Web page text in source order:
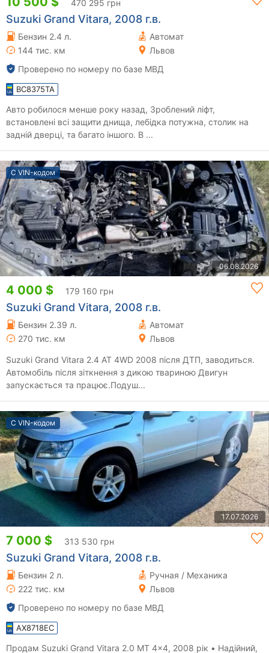
470 295 грн
Suzuki Grand Vitara, 2008 г.в.
Бензин 2.4 л.
Автомат
144 тис. км
Львов
Проверено по номеру по базе МВД
BC8375TA
Авто робилося менше року назад, Зроблений ліфт,
встановлені всі защити днища, лебідка потужна, столик на
задній дверці, та багато іншого. В ...
С VIN-кодом
06.08.2026
4 000 $ 179 160 грн
Suzuki Grand Vitara, 2008 г.в.
Бензин 2.39 л.
Автомат
270 тис. км
Львов
Suzuki Grand Vitara 2.4 AT 4WD 2008 після ДТП, заводиться.
Автомобіль після зіткнення з дикою твариною Двигун
запускається та працює.Подуш...
С VIN-кодом
17.07.2026
7 000 $ 313 530 грн
Suzuki Grand Vitara, 2008 г.в.
Бензин 2 л.
Ручная / Механика
222 тис. км
Львов
Проверено по номеру по базе МВД
AX8718EC
Продам Suzuki Grand Vitara 2.0 МT 4×4, 2008 рік • Надійний,